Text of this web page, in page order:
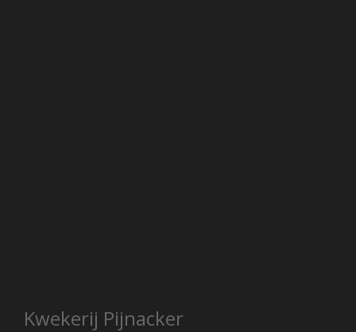
Kwekerij Pijnacker